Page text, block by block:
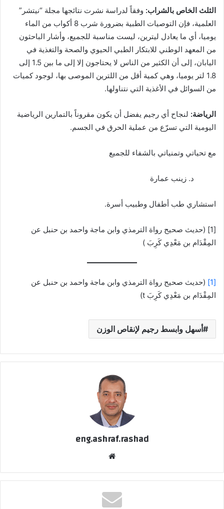
الثلث الخاص بالشراب: وفقاً لدراسة نشرت نتائجها مجلة “نيتشر”
العلمية، فإن التوصيات الطبية بضرورة شرب 8 أكواب من الماء
يوميا، أي ما يعادل ليترين، ليست مناسبة للجميع، وأشار الباحثون
من المعهد الوطني للابتكار الطبي الحيوي والصحة والتغذية في
اليابان، إلى أن الكثير من الناس لا يحتاجون إلا إلى ما بين 1.5 إلى
1.8 لتر يوميا، وهي كمية أقل من اللترين الموصى بها، لوجود كميات
من السوائل في الأغذية التي نتناولها.
الرياضة: لنجاح أي رجيم يفضل أن يكون مقروناً بالتمارين الرياضية
اليومية التي تسرّع من عملية الحرق في الجسم.
مع تحياتي وتمنياتي بالشفاء للجميع
د. زينب عمارة
استشاري طب أطفال وطبيب أسرة.
[1] (حديث صحيح رواة الترمذي وابن ماجة واحمد بن حنبل عن
المِقْدَام بن مَعْدِي كَرِبَ )
[1]
(حديث صحيح رواة الترمذي وابن ماجة واحمد بن حنبل عن
المِقْدَام بن مَعْدِي كَرِبَ t)
أسهل وابسط رجيم لإنقاص الوزن
eng.ashraf.rashad